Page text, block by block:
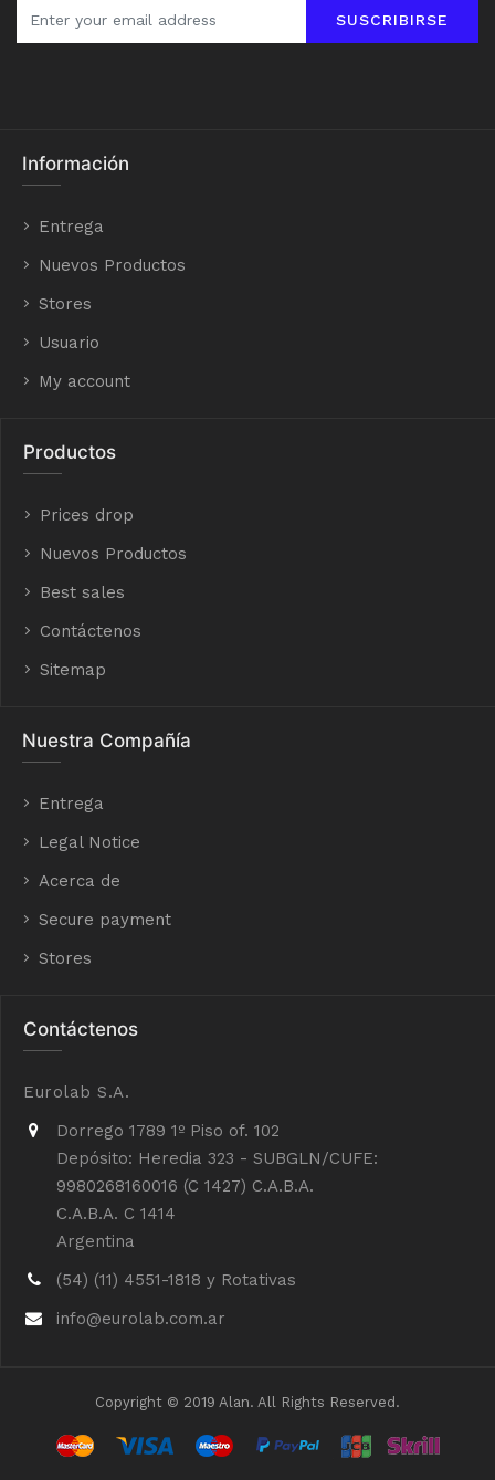
SUSCRIBIRSE
Información
Entrega
Nuevos Productos
Stores
Usuario
My account
Productos
Prices drop
Nuevos Productos
Best sales
Contáctenos
Sitemap
Nuestra Compañía
Entrega
Legal Notice
Acerca de
Secure payment
Stores
Contáctenos
Eurolab S.A.
Dorrego 1789 1º Piso of. 102
Depósito: Heredia 323 - SUBGLN/CUFE:
9980268160016 (C 1427) C.A.B.A.
C.A.B.A. C 1414
Argentina
(54) (11) 4551-1818 y Rotativas
info@eurolab.com.ar
Copyright © 2019 Alan. All Rights Reserved.